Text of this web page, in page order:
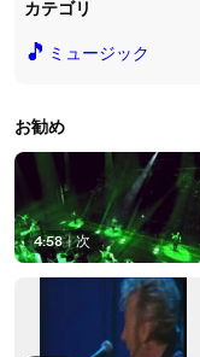
カテゴリ
🎵 ミュージック
お勧め
4:58 | 次